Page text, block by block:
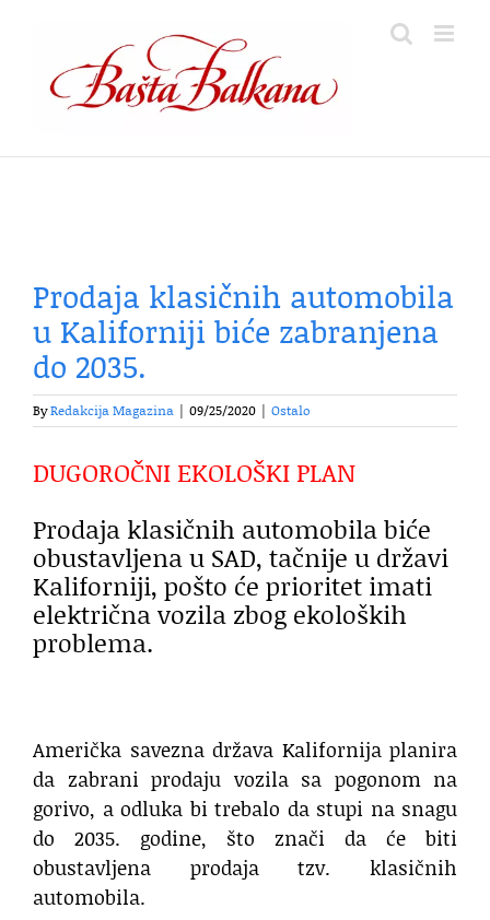
content
Prodaja klasičnih automobila
u Kaliforniji biće zabranjena
do 2035.
ByRedakcija Magazina 09/25/2020 Ostalo
DUGOROČNI EKOLOŠKI PLAN
Prodaja klasičnih automobila biće
obustavljena u SAD, tačnije u državi
Kaliforniji, pošto će prioritet imati
električna vozila zbog ekoloških
problema.
Američka savezna država Kalifornija planira
da zabrani prodaju vozila sa pogonom na
gorivo, a odluka bi trebalo da stupi na snagu
do 2035. godine, što znači da će biti
obustavljena prodaja tzv. klasičnih
automobila.